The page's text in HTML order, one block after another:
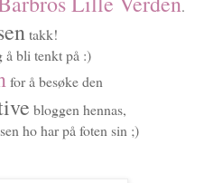
.
takk!
å bli tenkt på :)
for å besøke den
bloggen hennas,
ho har på foten sin ;)